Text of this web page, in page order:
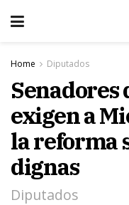
Home Diputados
Senadores
exigen a
la reforma
dignas
Diputados